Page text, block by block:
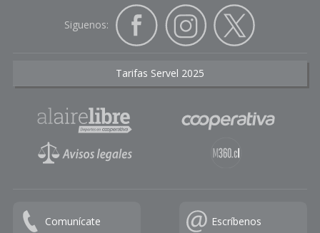
Siguenos:
Tarifas Servel 2025
Comunícate Escríbenos